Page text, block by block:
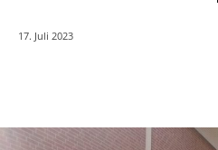
17. Juli 2023